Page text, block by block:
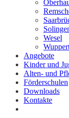
Wesel
Angebote
Kinder und
Alten- und
Förderschulen
Downloads
Kontakte